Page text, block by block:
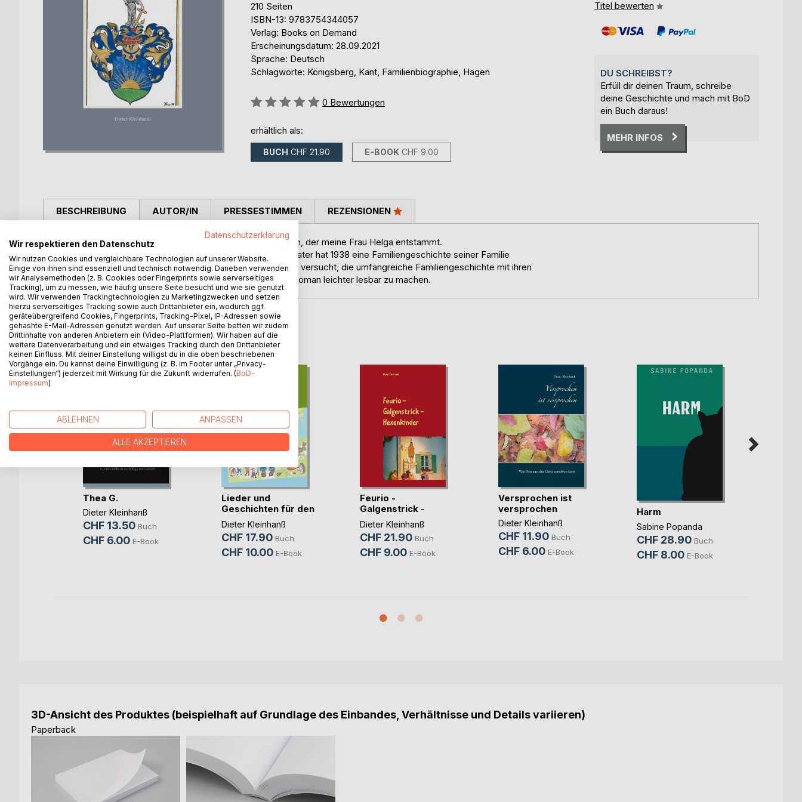
210 Seiten
ISBN-13: 9783754344057
Verlag: Books on Demand
Erscheinungsdatum: 28.09.2021
Sprache: Deutsch
Schlagworte: Königsberg, Kant, Familienbiographie, Hagen
Bewertung::
0 Bewertungen
erhältlich als:
BUCH CHF 21.90 E-BOOK CHF 9.00
Titel bewerten
DU SCHREIBST?
Erfüll dir deinen Traum, schreibe
deine Geschichte und mach mit BoD
ein Buch daraus!
MEHR INFOS
BESCHREIBUNG
Dieses Buch beleuchtet die Geschichte der Familie Hagen, der meine Frau Helga entstammt.
Ihre Mutter Lore Korth war eine geborene Hagen. Lores Vater hat 1938 eine Familiengeschichte seiner Familie
verfasst. Diese ist die Grundlage dieses Buches. Ich habe versucht, die umfangreiche Familiengeschichte mit ihren
vielen darin abgedruckten Zeugnissen und Urkunden als Roman leichter lesbar zu machen.
AUTOR/IN PRESSESTIMMEN REZENSIONEN
WEITERE TITEL BEIBoD
Thea G.
Dieter Kleinhanß
CHF 13.50 Buch
CHF 6.00 E-Book
Lieder und
Geschichten für den
Kin(...)
Dieter Kleinhanß
CHF 17.90 Buch
CHF 10.00 E-Book
Feurio -
Galgenstrick -
Hexenkinder
Dieter Kleinhanß
CHF 21.90 Buch
CHF 9.00 E-Book
Versprochen ist
versprochen
Dieter Kleinhanß
CHF 11.90 Buch
CHF 6.00 E-Book
Harm
Sabine Popanda
CHF 28.90 Buch
CHF 8.00 E-Book
3D-Ansicht des Produktes (beispielhaft auf Grundlage des Einbandes, Verhältnisse und Details variieren)
Paperback
Datenschutzerklärung
Wir respektieren den Datenschutz
Wir nutzen Cookies und vergleichbare Technologien auf unserer Website.
Einige von ihnen sind essenziell und technisch notwendig. Daneben verwenden
wir Analysemethoden (z. B. Cookies oder Fingerprints sowie serverseitiges
Tracking), um zu messen, wie häufig unsere Seite besucht und wie sie genutzt
wird. Wir verwenden Trackingtechnologien zu Marketingzwecken und setzen
hierzu serverseitiges Tracking sowie auch Drittanbieter ein, wodurch ggf.
geräteübergreifend Cookies, Fingerprints, Tracking-Pixel, IP-Adressen sowie
gehashte E-Mail-Adressen genutzt werden. Auf unserer Seite betten wir zudem
Drittinhalte von anderen Anbietern ein (Video-Plattformen). Wir haben auf die
weitere Datenverarbeitung und ein etwaiges Tracking durch den Drittanbieter
keinen Einfluss. Mit deiner Einstellung willigst du in die oben beschriebenen
Vorgänge ein. Du kannst deine Einwilligung (z. B. im Footer unter „Privacy-
Einstellungen“) jederzeit mit Wirkung für die Zukunft widerrufen. (BoD-
Impressum)
ABLEHNEN ANPASSEN
ALLE AKZEPTIEREN